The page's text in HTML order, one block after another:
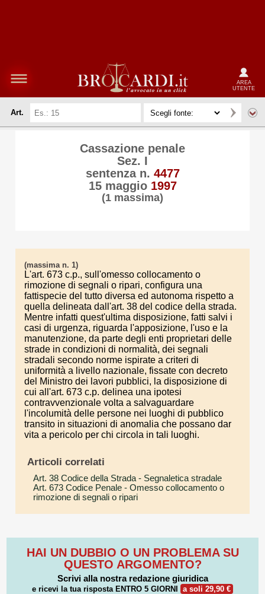
AREA
UTENTE
Art.
Cassazione penale
Sez. I
sentenza n. 4477
15 maggio 1997
(1 massima)
(massima n. 1)
L'art. 673 c.p., sull'omesso collocamento o
rimozione di segnali o ripari, configura una
fattispecie del tutto diversa ed autonoma rispetto a
quella delineata dall'art. 38 del codice della strada.
Mentre infatti quest'ultima disposizione, fatti salvi i
casi di urgenza, riguarda l'apposizione, l'uso e la
manutenzione, da parte degli enti proprietari delle
strade in condizioni di normalità, dei segnali
stradali secondo norme ispirate a criteri di
uniformità a livello nazionale, fissate con decreto
del Ministro dei lavori pubblici, la disposizione di
cui all'art. 673 c.p. delinea una ipotesi
contravvenzionale volta a salvaguardare
l'incolumità delle persone nei luoghi di pubblico
transito in situazioni di anomalia che possano dar
vita a pericolo per chi circola in tali luoghi.
Articoli correlati
Art. 38 Codice della Strada - Segnaletica stradale
Art. 673 Codice Penale - Omesso collocamento o
rimozione di segnali o ripari
HAI UN DUBBIO O UN PROBLEMA SU
QUESTO ARGOMENTO?
Scrivi alla nostra redazione giuridica
e ricevi la tua risposta ENTRO 5 GIORNI a soli 29,90 €